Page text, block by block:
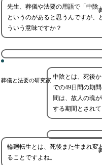
先生、葬儀や法要の用語で「中陰
というのがあると思うんですが、
ういう意味ですか？
葬儀と法要の研究家 中陰とは、死後
での49日間の期
間は、故人の魂
する期間とされて
輪廻転生とは、死後また生まれ変
ることですよね。